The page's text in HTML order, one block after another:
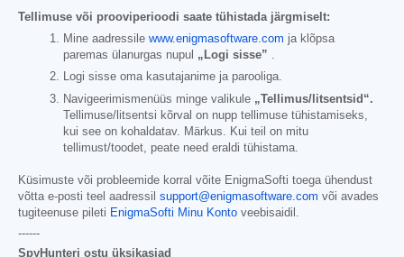
Tellimuse või prooviperioodi saate tühistada järgmiselt:
Mine aadressile www.enigmasoftware.com ja klõpsa
paremas ülanurgas nupul „Logi sisse” .
Logi sisse oma kasutajanime ja parooliga.
Navigeerimismenüüs minge valikule „Tellimus/litsentsid“.
Tellimuse/litsentsi kõrval on nupp tellimuse tühistamiseks,
kui see on kohaldatav. Märkus. Kui teil on mitu
tellimust/toodet, peate need eraldi tühistama.
Küsimuste või probleemide korral võite EnigmaSofti toega ühendust
võtta e-posti teel aadressil support@enigmasoftware.com või avades
tugiteenuse pileti EnigmaSofti Minu Konto veebisaidil.
------
SpyHunteri ostu üksikasjad